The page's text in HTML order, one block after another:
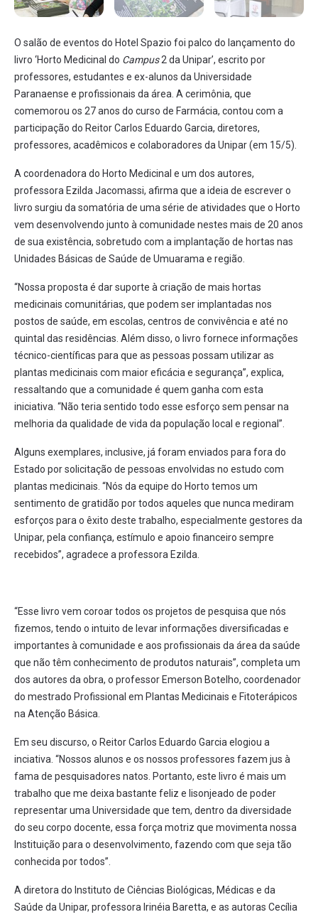
O salão de eventos do Hotel Spazio foi palco do lançamento do
livro ‘Horto Medicinal do Campus2 da Unipar’, escrito por
professores, estudantes e ex-alunos da Universidade
Paranaense e profissionais da área. A cerimônia, que
comemorou os 27 anos do curso de Farmácia, contou com a
participação do Reitor Carlos Eduardo Garcia, diretores,
professores, acadêmicos e colaboradores da Unipar (em 15/5).
A coordenadora do Horto Medicinal e um dos autores,
professora Ezilda Jacomassi, afirma que a ideia de escrever o
livro surgiu da somatória de uma série de atividades que o Horto
vem desenvolvendo junto à comunidade nestes mais de 20 anos
de sua existência, sobretudo com a implantação de hortas nas
Unidades Básicas de Saúde de Umuarama e região.
“Nossa proposta é dar suporte à criação de mais hortas
medicinais comunitárias, que podem ser implantadas nos
postos de saúde, em escolas, centros de convivência e até no
quintal das residências. Além disso, o livro fornece informações
técnico-científicas para que as pessoas possam utilizar as
plantas medicinais com maior eficácia e segurança”, explica,
ressaltando que a comunidade é quem ganha com esta
iniciativa. “Não teria sentido todo esse esforço sem pensar na
melhoria da qualidade de vida da população local e regional”.
Alguns exemplares, inclusive, já foram enviados para fora do
Estado por solicitação de pessoas envolvidas no estudo com
plantas medicinais. “Nós da equipe do Horto temos um
sentimento de gratidão por todos aqueles que nunca mediram
esforços para o êxito deste trabalho, especialmente gestores da
Unipar, pela confiança, estímulo e apoio financeiro sempre
recebidos”, agradece a professora Ezilda.
“Esse livro vem coroar todos os projetos de pesquisa que nós
fizemos, tendo o intuito de levar informações diversificadas e
importantes à comunidade e aos profissionais da área da saúde
que não têm conhecimento de produtos naturais”, completa um
dos autores da obra, o professor Emerson Botelho, coordenador
do mestrado Profissional em Plantas Medicinais e Fitoterápicos
na Atenção Básica.
Em seu discurso, o Reitor Carlos Eduardo Garcia elogiou a
inciativa. “Nossos alunos e os nossos professores fazem jus à
fama de pesquisadores natos. Portanto, este livro é mais um
trabalho que me deixa bastante feliz e lisonjeado de poder
representar uma Universidade que tem, dentro da diversidade
do seu corpo docente, essa força motriz que movimenta nossa
Instituição para o desenvolvimento, fazendo com que seja tão
conhecida por todos”.
A diretora do Instituto de Ciências Biológicas, Médicas e da
Saúde da Unipar, professora Irinéia Baretta, e as autoras Cecília